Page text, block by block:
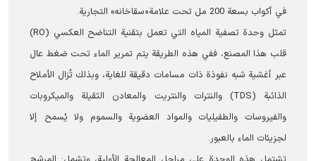
في أكواب بسعة 200 مل تحت علامة«سقاخانه» التجارية.
تمثل وحدة تصفية المياه التي تعمل بتقنية التناضح العكسي (RO)
قلب هذا المصنع، ففي هذه الطريقة يتم تمرير الماء تحت ضغط عال
عبر أغشية شبه نفوذة ذات مسامات دقيقة للغاية، وبذلك تُزال الأملاح
الذائبة (TDS) والنترات والنتريت والمعادن الثقيلة والميكروبات
والفيروسات والطفيليات والمواد العضوية والسموم ولا يُسمح إلا
لجزيئات الماء بالعبور.